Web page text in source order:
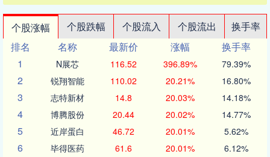
个股涨幅 个股跌幅 个股流入 个股流出
换手率
排名
名称 最新价 涨幅
换手率
1
N展芯 116.52 396.89% 79.39%
2 锐翔智能 110.02 20.21% 16.80%
3 志特新材 14.8 20.03% 14.18%
4 博腾股份 20.44 20.02% 14.77%
5 近岸蛋白 46.72 20.01% 5.62%
6 毕得医药 61.6 20.01% 6.12%